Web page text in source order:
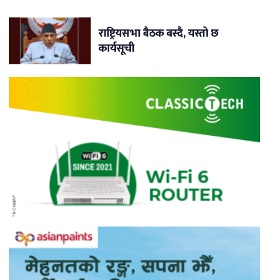
राष्ट्रियसभा बैठक बस्दै, यस्तो छ
कार्यसूची